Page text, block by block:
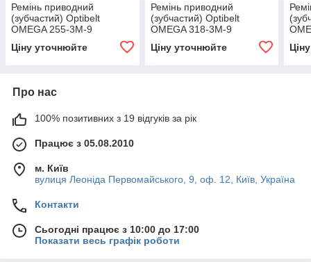
Ремінь приводний
(зубчастий) Optibelt
OMEGA 255-3M-9
Ціну уточнюйте
Ремінь приводний
(зубчастий) Optibelt
OMEGA 318-3M-9
Ціну уточнюйте
Про нас
100% позитивних з 19 відгуків за рік
Працює з 05.08.2010
м. Київ
вулиця Леоніда Первомайського, 9, оф. 12, Київ, Україна
Контакти
Сьогодні працює з 10:00 до 17:00
Показати весь графік роботи